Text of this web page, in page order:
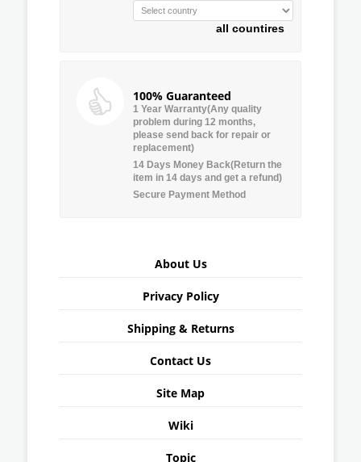
all countires
100% Guaranteed
1 Year Warranty(Any quality
problem during 12 months,
please send back for repair or
replacement)
14 Days Money Back(Return the
item in 14 days and get a refund)
Secure Payment Method
About Us
Privacy Policy
Shipping & Returns
Contact Us
Site Map
Wiki
Topic